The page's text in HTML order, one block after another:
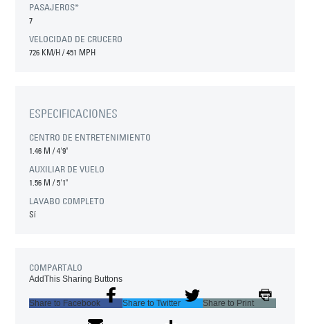
PASAJEROS*
7
VELOCIDAD DE CRUCERO
726 KM/H / 451 MPH
ESPECIFICACIONES
CENTRO DE ENTRETENIMIENTO
1.46 M/4'9"
AUXILIAR DE VUELO
1.56 M/5'1"
LAVABO COMPLETO
Sí
COMPARTALO
AddThis Sharing Buttons
Share to Facebook Share to Twitter Share to Print